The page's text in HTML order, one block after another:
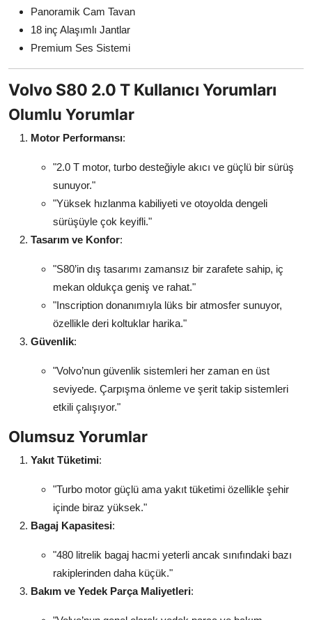
Panoramik Cam Tavan
18 inç Alaşımlı Jantlar
Premium Ses Sistemi
Volvo S80 2.0 T Kullanıcı Yorumları
Olumlu Yorumlar
Motor Performansı:
"2.0 T motor, turbo desteğiyle akıcı ve güçlü bir sürüş
sunuyor."
"Yüksek hızlanma kabiliyeti ve otoyolda dengeli
sürüşüyle çok keyifli."
Tasarım ve Konfor:
"S80’in dış tasarımı zamansız bir zarafete sahip, iç
mekan oldukça geniş ve rahat."
"Inscription donanımıyla lüks bir atmosfer sunuyor,
özellikle deri koltuklar harika."
Güvenlik:
"Volvo’nun güvenlik sistemleri her zaman en üst
seviyede. Çarpışma önleme ve şerit takip sistemleri
etkili çalışıyor."
Olumsuz Yorumlar
Yakıt Tüketimi:
"Turbo motor güçlü ama yakıt tüketimi özellikle şehir
içinde biraz yüksek."
Bagaj Kapasitesi:
"480 litrelik bagaj hacmi yeterli ancak sınıfındaki bazı
rakiplerinden daha küçük."
Bakım ve Yedek Parça Maliyetleri: